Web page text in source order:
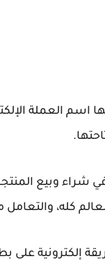
اسم العملة
وبيع
كله، والتعامل
إلكترونية